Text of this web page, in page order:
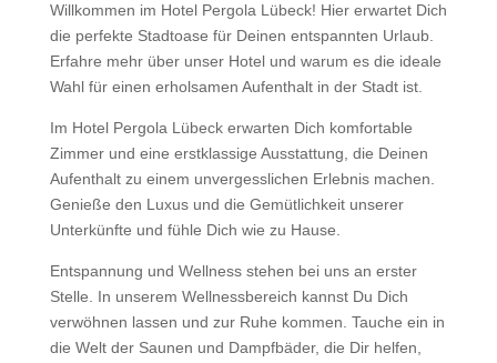
Willkommen im Hotel Pergola Lübeck! Hier erwartet Dich
die perfekte Stadtoase für Deinen entspannten Urlaub.
Erfahre mehr über unser Hotel und warum es die ideale
Wahl für einen erholsamen Aufenthalt in der Stadt ist.
Im Hotel Pergola Lübeck erwarten Dich komfortable
Zimmer und eine erstklassige Ausstattung, die Deinen
Aufenthalt zu einem unvergesslichen Erlebnis machen.
Genieße den Luxus und die Gemütlichkeit unserer
Unterkünfte und fühle Dich wie zu Hause.
Entspannung und Wellness stehen bei uns an erster
Stelle. In unserem Wellnessbereich kannst Du Dich
verwöhnen lassen und zur Ruhe kommen. Tauche ein in
die Welt der Saunen und Dampfbäder, die Dir helfen,